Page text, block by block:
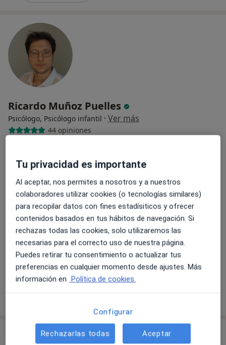
Ricardo Muñoz Puelles
Psicólogo, Psicólogo infantil · Ver más
44 opiniones
Mente Y Calma Psicólogos
Cercanía, comunicación y atención
Dirección
Online
Avinguda al Vedat 155, Torrent•Mapa
Mente y Calma Psicólogos
Primera visita Psicología
Tu privacidad es importante
Al aceptar, nos permites a nosotros y a nuestros
colaboradores utilizar cookies (o tecnologías similares)
para recopilar datos con fines estadísiticos y ofrecer
contenidos basados en tus hábitos de navegación. Si
rechazas todas las cookies, solo utilizaremos las
necesarias para el correcto uso de nuestra página.
Puedes retirar tu consentimiento o actualizar tus
preferencias en cualquier momento desde ajustes. Más
información en Política de cookies.
Configurar
Rechazarlas todas Aceptar